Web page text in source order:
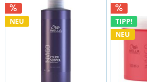
NEU
TIPP!
NEU